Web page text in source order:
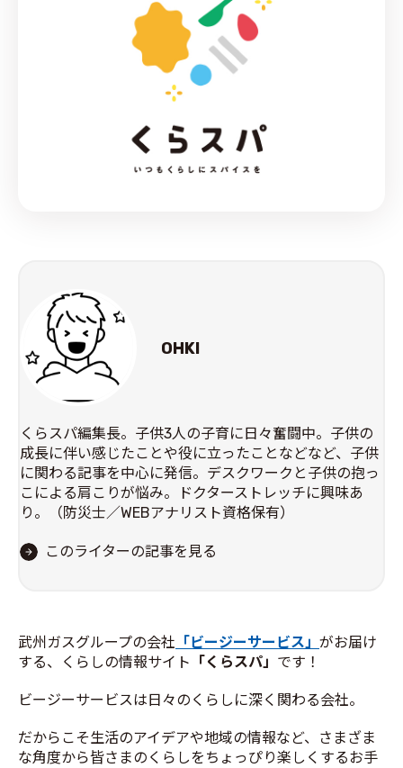
OHKI
くらスパ編集長。子供3人の子育に日々奮闘中。子供の
成長に伴い感じたことや役に立ったことなどなど、子供
に関わる記事を中心に発信。デスクワークと子供の抱っ
こによる肩こりが悩み。ドクターストレッチに興味あ
り。（防災士／WEBアナリスト資格保有）
このライターの記事を見る
武州ガスグループの会社 「ビージーサービス」 がお届け
する、くらしの情報サイト
「くらスパ」 です！
ビージーサービスは日々のくらしに深く関わる会社。
だからこそ生活のアイデアや地域の情報など、さまざま
な角度から皆さまのくらしをちょっぴり楽しくするお手